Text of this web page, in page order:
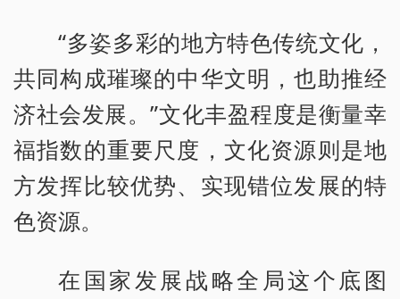
“多姿多彩的地方特色传统文化，
共同构成璀璨的中华文明，也助推经
济社会发展。”文化丰盈程度是衡量幸
福指数的重要尺度，文化资源则是地
方发挥比较优势、实现错位发展的特
色资源。
在国家发展战略全局这个底图